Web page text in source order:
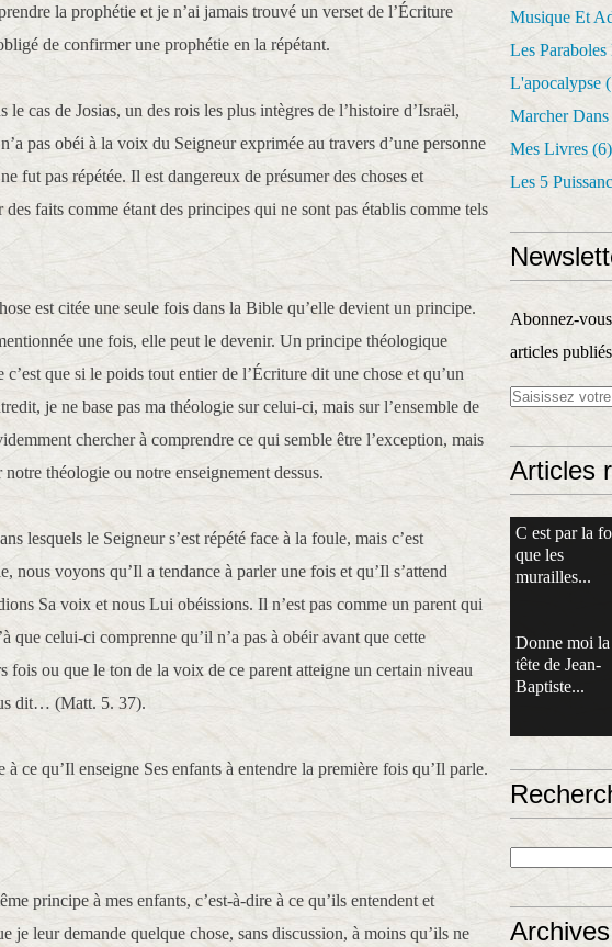
la prophétie et je n’ai jamais trouvé un verset de l’Écriture
de confirmer une prophétie en la répétant.
cas de Josias, un des rois les plus intègres de l’histoire d’Israël,
pas obéi à la voix du Seigneur exprimée au travers d’une personne
fut pas répétée. Il est dangereux de présumer des choses et
des faits comme étant des principes qui ne sont pas établis comme tels
est citée une seule fois dans la Bible qu’elle devient un principe.
une fois, elle peut le devenir. Un principe théologique
c’est que si le poids tout entier de l’Écriture dit une chose et qu’un
je ne base pas ma théologie sur celui-ci, mais sur l’ensemble de
chercher à comprendre ce qui semble être l’exception, mais
théologie ou notre enseignement dessus.
lesquels le Seigneur s’est répété face à la foule, mais c’est
nous voyons qu’Il a tendance à parler une fois et qu’Il s’attend
Sa voix et nous Lui obéissions. Il n’est pas comme un parent qui
que celui-ci comprenne qu’il n’a pas à obéir avant que cette
fois ou que le ton de la voix de ce parent atteigne un certain niveau
dit… (Matt. 5. 37).
ce qu’Il enseigne Ses enfants à entendre la première fois qu’Il parle.
principe à mes enfants, c’est-à-dire à ce qu’ils entendent et
je leur demande quelque chose, sans discussion, à moins qu’ils ne
Musique Et
Les
L'apocalypse
Marcher
Mes Livres (6)
Les 5
Abonnez-
articles
Articles
C est par la
que les
murailles...
Donne moi la
tête de Jean-
Baptiste...
Archives